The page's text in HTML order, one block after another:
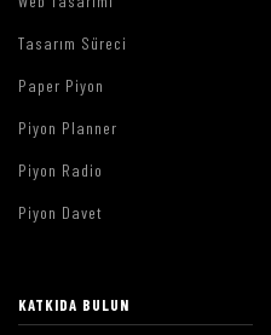
Tasarım Süreci
Paper Piyon
Piyon Planner
Piyon Radio
Piyon Davet
KATKIDA BULUN